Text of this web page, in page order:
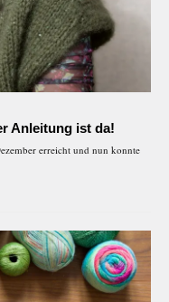
Anleitung ist da!
erreicht und nun konnte